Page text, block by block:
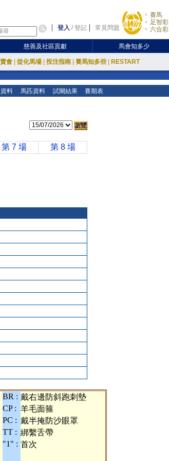
登入 /登記 常見問題
賽馬
足智彩
六合彩
慈善及社區貢獻 馬會知多少
會 從化馬場 投注指南 賽馬知多些 RESTART
料 馬匹資料 試閘結果 賽期表
第 7 場 第 8 場
BR : 戴右邊防斜跑刺墊
CP : 羊毛面箍
PC : 戴半掩防沙眼罩
TT : 綁繫舌帶
"1" : 首次